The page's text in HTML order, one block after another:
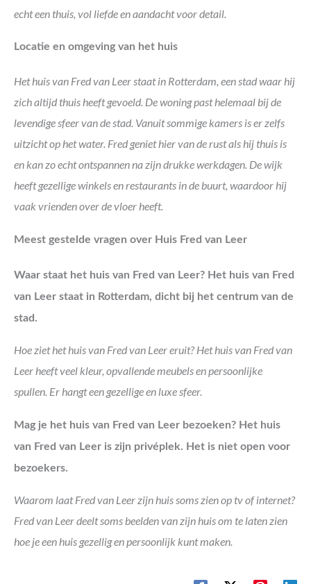
echt een thuis, vol liefde en aandacht voor detail.
Locatie en omgeving van het huis
Het huis van Fred van Leer staat in Rotterdam, een stad waar hij
zich altijd thuis heeft gevoeld. De woning past helemaal bij de
levendige sfeer van de stad. Vanuit sommige kamers is er zelfs
uitzicht op het water. Fred geniet hier van de rust als hij thuis is
en kan zo echt ontspannen na zijn drukke werkdagen. De wijk
heeft gezellige winkels en restaurants in de buurt, waardoor hij
vaak vrienden over de vloer heeft.
Meest gestelde vragen over Huis Fred van Leer
Waar staat het huis van Fred van Leer? Het huis van Fred
van Leer staat in Rotterdam, dicht bij het centrum van de
stad.
Hoe ziet het huis van Fred van Leer eruit? Het huis van Fred van
Leer heeft veel kleur, opvallende meubels en persoonlijke
spullen. Er hangt een gezellige en luxe sfeer.
Mag je het huis van Fred van Leer bezoeken? Het huis
van Fred van Leer is zijn privéplek. Het is niet open voor
bezoekers.
Waarom laat Fred van Leer zijn huis soms zien op tv of internet?
Fred van Leer deelt soms beelden van zijn huis om te laten zien
hoe je een huis gezellig en persoonlijk kunt maken.